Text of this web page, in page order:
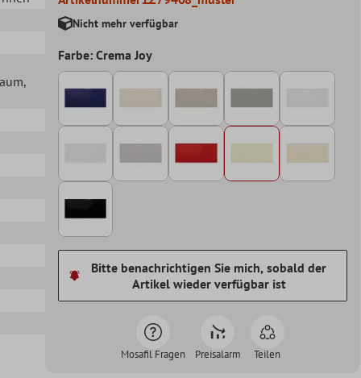
,
Nicht mehr verfügbar
Farbe: Crema Joy
Bitte benachrichtigen Sie mich, sobald der
Artikel wieder verfügbar ist
Mosafil Fragen Preisalarm Teilen